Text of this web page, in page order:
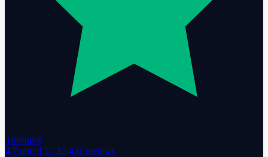
Trustpilot
4.7 out of 5 · 12,431 reviews